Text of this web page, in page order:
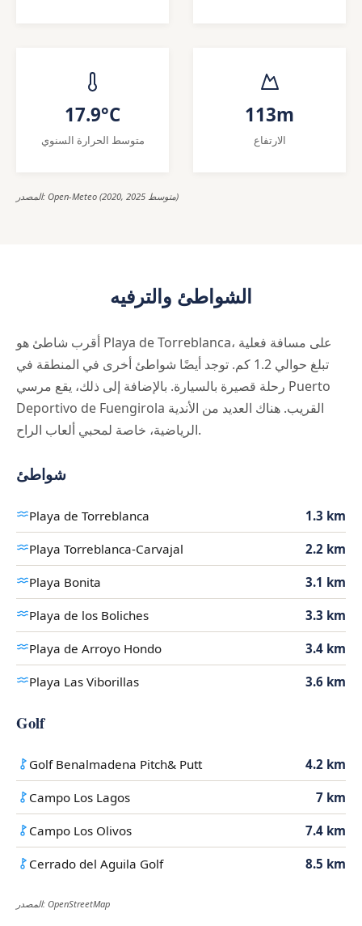
17.9°C
متوسط الحرارة السنوي
113m
الارتفاع
المصدر: Open-Meteo (2020, 2025 متوسط)
الشواطئ والترفيه
أقرب شاطئ هو Playa de Torreblanca، على مسافة فعلية
تبلغ حوالي 1.2 كم. توجد أيضًا شواطئ أخرى في المنطقة في
رحلة قصيرة بالسيارة. بالإضافة إلى ذلك، يقع مرسي Puerto
Deportivo de Fuengirola القريب. هناك العديد من الأندية
الرياضية، خاصة لمحبي ألعاب الراح.
شواطئ
Playa de Torreblanca 1.3 km
Playa Torreblanca-Carvajal 2.2 km
Playa Bonita 3.1 km
Playa de los Boliches 3.3 km
Playa de Arroyo Hondo 3.4 km
Playa Las Viborillas 3.6 km
Golf
Golf Benalmadena Pitch& Putt 4.2 km
Campo Los Lagos 7 km
Campo Los Olivos 7.4 km
Cerrado del Aguila Golf 8.5 km
المصدر: OpenStreetMap